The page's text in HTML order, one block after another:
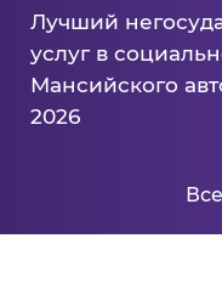
Лучший
услуг в
Мансийского
2026